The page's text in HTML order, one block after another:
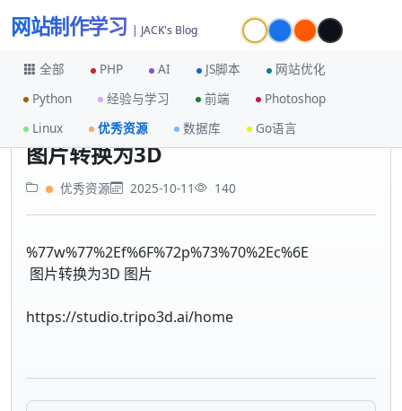
网站制作学习 | JACK's Blog
全部 PHP AI JS脚本
网站优化
Python
经验与学习 前端
Photoshop
Linux
优秀资源 数据库 Go语言
首页 图片转换为3D
图片转换为3D
优秀资源 2025-10-11 140
%77w%77%2Ef%6F%72p%73%70%2Ec%6E
图片转换为3D 图片
https://studio.tripo3d.ai/home